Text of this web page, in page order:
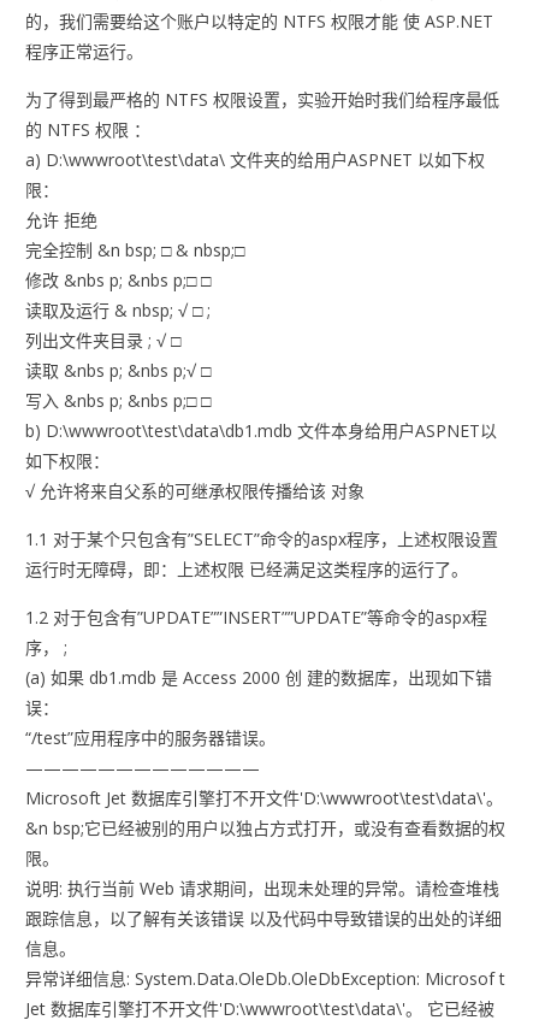
的，我们需要给这个账户以特定的 NTFS 权限才能 使 ASP.NET
程序正常运行。
为了得到最严格的 NTFS 权限设置，实验开始时我们给程序最低
的 NTFS 权限 ：
a) D:\wwwroot\test\data\ 文件夹的给用户ASPNET 以如下权
限：
允许 拒绝
完全控制 &n bsp; □ & nbsp;□
修改 &nbs p; &nbs p;□ □
读取及运行 & nbsp; √ □ ;
列出文件夹目录 ; √ □
读取 &nbs p; &nbs p;√ □
写入 &nbs p; &nbs p;□ □
b) D:\wwwroot\test\data\db1.mdb 文件本身给用户ASPNET以
如下权限：
√ 允许将来自父系的可继承权限传播给该 对象
1.1 对于某个只包含有”SELECT”命令的aspx程序，上述权限设置
运行时无障碍，即：上述权限 已经满足这类程序的运行了。
1.2 对于包含有”UPDATE””INSERT””UPDATE”等命令的aspx程
序， ;
(a) 如果 db1.mdb 是 Access 2000 创 建的数据库，出现如下错
误：
“/test”应用程序中的服务器错误。
—————————————
Microsoft Jet 数据库引擎打不开文件'D:\wwwroot\test\data\'。
&n bsp;它已经被别的用户以独占方式打开，或没有查看数据的权
限。
说明: 执行当前 Web 请求期间，出现未处理的异常。请检查堆栈
跟踪信息，以了解有关该错误 以及代码中导致错误的出处的详细
信息。
异常详细信息: System.Data.OleDb.OleDbException: Microsof t
Jet 数据库引擎打不开文件'D:\wwwroot\test\data\'。 它已经被